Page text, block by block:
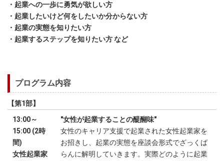
・起業への一歩に勇気が欲しい方
・起業したいけど何をしたいか分からない方
・起業の実態を知りたい方
・起業するステップを知りたい方 など
プログラム内容
【第1部】
13:00～
15:00 (2時
間)
女性起業家
"女性が起業することの醍醐味"
女性のキャリア支援で起業された女性起業家を
お招きし、起業の実態を座談会形式でざっくば
らんに解明していきます。実際どのように起業